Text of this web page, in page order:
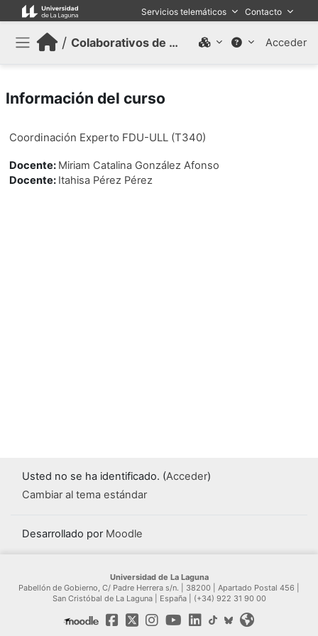
Salta al contenido principal Servicios telemáticos Contacto
/ Colaborativos de trabajo (Antiguo) Acceder
Información del curso
Coordinación Experto FDU-ULL (T340)
Docente: Miriam Catalina González Afonso
Docente: Itahisa Pérez Pérez
Usted no se ha identificado. (Acceder)
Cambiar al tema estándar
Desarrollado por Moodle
Universidad de La Laguna
Pabellón de Gobierno, C/ Padre Herrera s/n. | 38200 | Apartado Postal 456 |
San Cristóbal de La Laguna | España | (+34) 922 31 90 00